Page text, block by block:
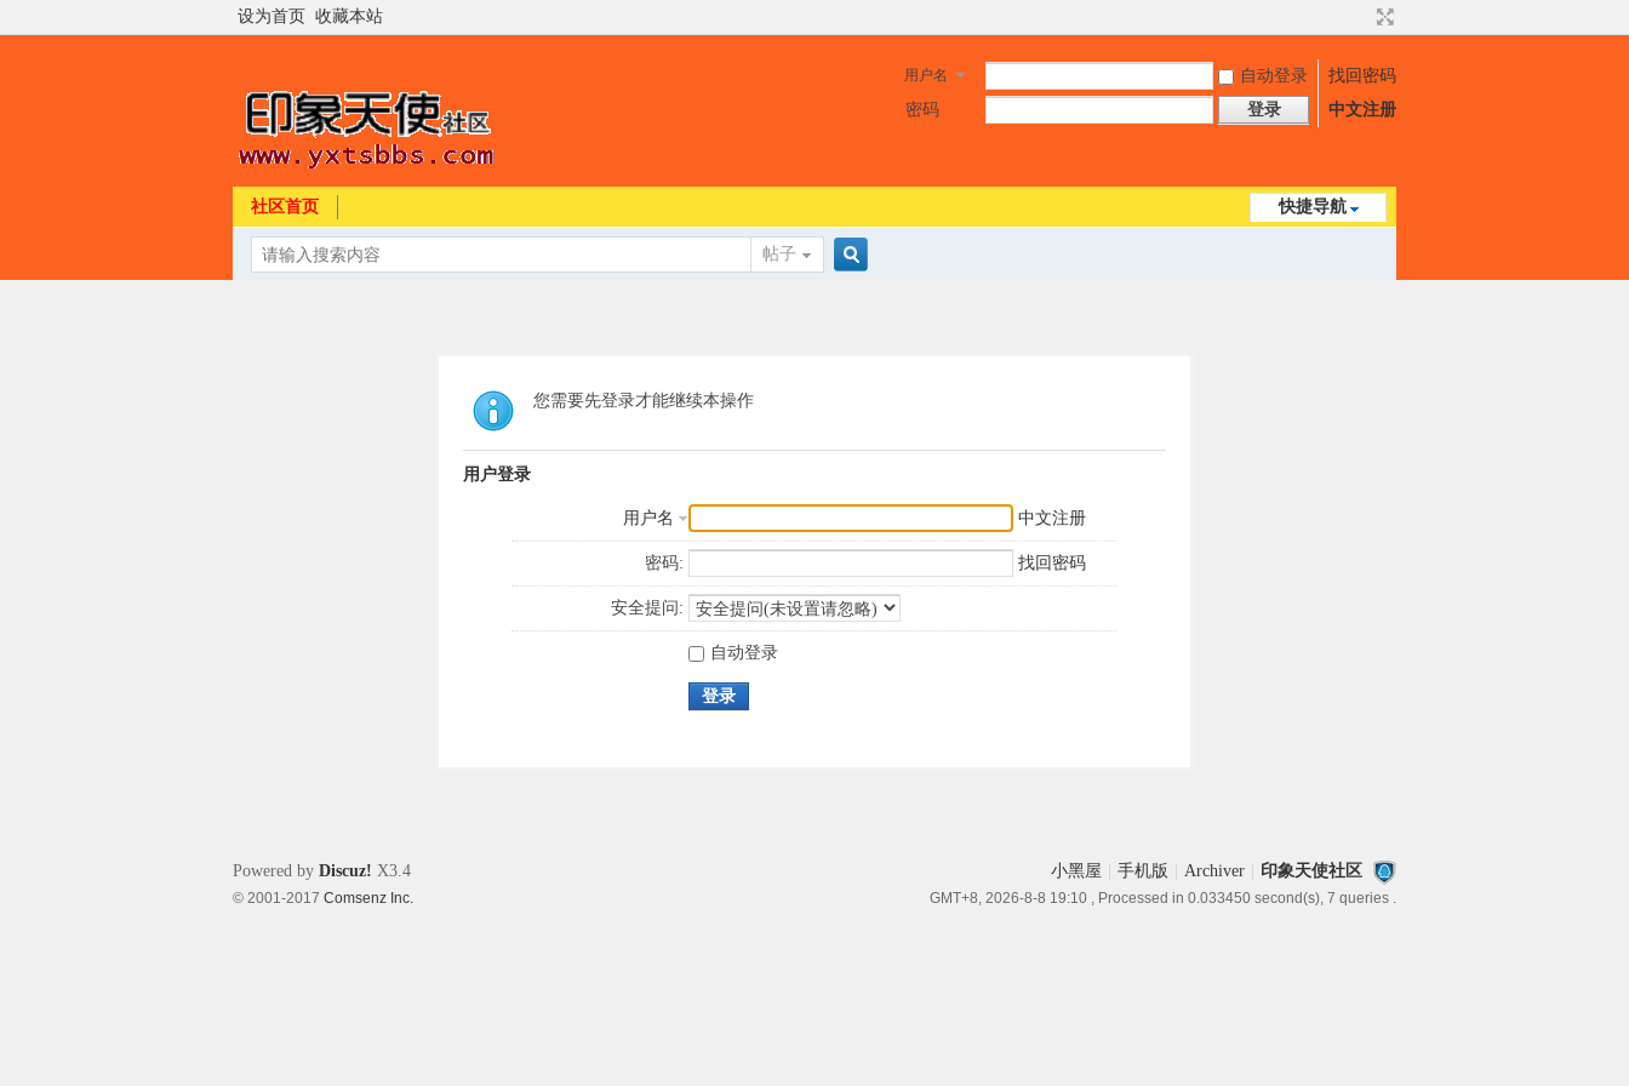
设为首页 收藏本站
用户名 自动登录
找回密码
密码
登录 中文注册
快捷导航
社区首页
帖子
您需要先登录才能继续本操作
用户登录
用户名 中文注册
密码: 找回密码
安全提问:
自动登录
登录
小黑屋 手机版 Archiver 印象天使社区
GMT+8, 2026-8-8 19:10 , Processed in 0.033450 second(s), 7 queries .
Powered by Discuz! X3.4
© 2001-2017 Comsenz Inc.